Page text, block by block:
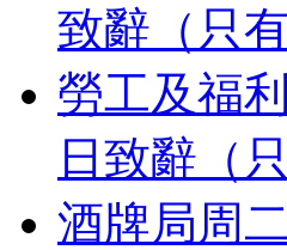
致辭（只
勞工及福
日致辭（
酒牌局周